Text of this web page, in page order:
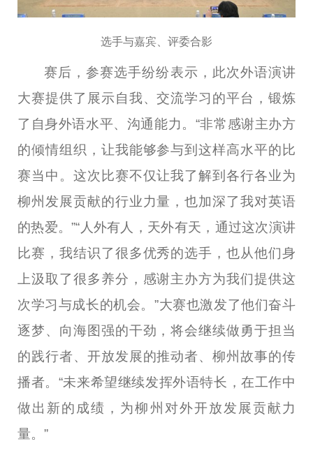
选手与嘉宾、评委合影
赛后，参赛选手纷纷表示，此次外语演讲
大赛提供了展示自我、交流学习的平台，锻炼
了自身外语水平、沟通能力。“非常感谢主办方
的倾情组织，让我能够参与到这样高水平的比
赛当中。这次比赛不仅让我了解到各行各业为
柳州发展贡献的行业力量，也加深了我对英语
的热爱。”“人外有人，天外有天，通过这次演讲
比赛，我结识了很多优秀的选手，也从他们身
上汲取了很多养分，感谢主办方为我们提供这
次学习与成长的机会。”大赛也激发了他们奋斗
逐梦、向海图强的干劲，将会继续做勇于担当
的践行者、开放发展的推动者、柳州故事的传
播者。“未来希望继续发挥外语特长，在工作中
做出新的成绩，为柳州对外开放发展贡献力
量。”